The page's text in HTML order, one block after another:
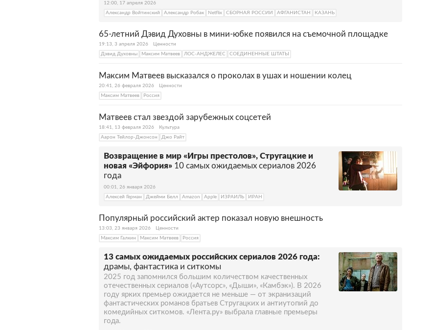
12:00, 17 апреля 2026
Александр Войтинский
Александр Робак Netflix СБОРНАЯ РОССИИ АФГАНИСТАН КАЗАНЬ
65-летний Дэвид Духовны в мини-юбке появился на съемочной площадке
19:13, 3 апреля 2026
Ценности
Дэвид Духовны
Максим Матвеев ЛОС-АНДЖЕЛЕС СОЕДИНЕННЫЕ ШТАТЫ
Максим Матвеев высказался о проколах в ушах и ношении колец
20:41, 26 февраля 2026
Ценности
Максим Матвеев
Россия
Матвеев стал звездой зарубежных соцсетей
18:41, 13 февраля 2026
Культура
Аарон Тейлор-Джонсон
Джо Райт
Возвращение в мир «Игры престолов», Стругацкие и
новая «Эйфория» 10 самых ожидаемых сериалов 2026
года
00:01, 26 января 2026
Алексей Герман
Джейми Белл Amazon Apple ИЗРАИЛЬ ИРАН
Популярный российский актер показал новую внешность
13:03, 23 января 2026
Ценности
Максим Галкин
Максим Матвеев Россия
13 самых ожидаемых российских сериалов 2026 года:
драмы, фантастика и ситкомы
2025 год запомнился большим количеством качественных
отечественных сериалов («Аутсорс», «Дыши», «Камбэк»). В 2026
году ярких премьер ожидается не меньше — от экранизаций
фантастических романов братьев Стругацких и антиутопий до
комедийных ситкомов. «Лента.ру» выбрала главные премьеры
года.